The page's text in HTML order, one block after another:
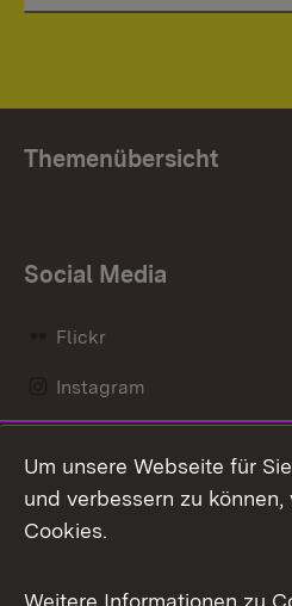
Themenübersicht
Social Media
Flickr
Instagram
Mastodon
Messenger
Social Wall
Um unsere Webseite für
und verbessern zu
Cookies.
Weitere Informationen zu